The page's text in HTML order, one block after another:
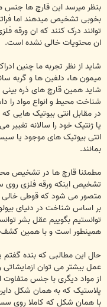
بنظر میرسد این قارچ ها
بخوبی تشخیص میدهند اما
توانند درک کنند که ان
ان محتویات خالی نشده است.
شاید از نظر تجربه ما چنین
میمون ها، دلفین ها و گربه
شاید همین قارچ های ذره
شناخت محیط و انواع مواد را
در مقابل انتی بیوتیک هایی
یا ژنتیک خود را سالانه تغییر
انتی بیوتیک های موجود یا
بمانند.
مطمئنا قارچ ها در تشخیص
تشخیص اینکه ورقه فلزی
متصور می شود که قوطی خالی
بر اساس شناخت در دنیای
توانستیم بگوییم عقل بشر
همینطور است و با همین کشف و
حال این مطالبی که بنده
عمل بیشتر می توان ازمایشاتی
از مواد دیگری با جنس متفاوت
پلاستیک که به همان شکل
با همان شکل که کاملا روی